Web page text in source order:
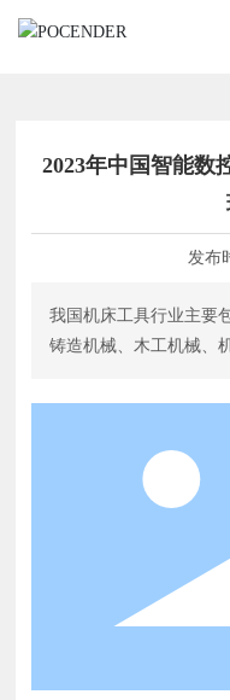
2023年中国智能数
发布
我国机床工具行业主要
铸造机械、木工机械、
是我国机床工具行业的
求的几何形状、尺寸精
平分类则可分为普通机
手工操作相结合方式进
床，以现代数控系统控
业主要为各类配件及控